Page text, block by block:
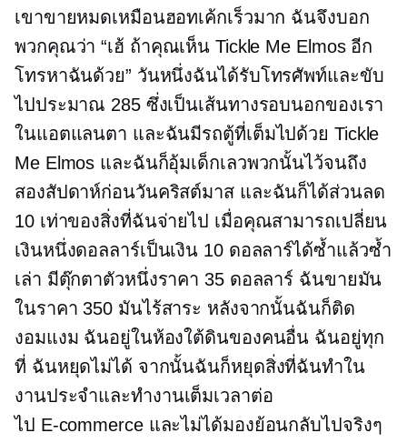
เขาขายหมดเหมือนฮอทเค้กเร็วมาก ฉันจึงบอก
พวกคุณว่า “เฮ้ ถ้าคุณเห็น Tickle Me Elmos อีก
โทรหาฉันด้วย” วันหนึ่งฉันได้รับโทรศัพท์และขับ
ไปประมาณ 285 ซึ่งเป็นเส้นทางรอบนอกของเรา
ในแอตแลนตา และฉันมีรถตู้ที่เต็มไปด้วย Tickle
Me Elmos และฉันก็อุ้มเด็กเลวพวกนั้นไว้จนถึง
สองสัปดาห์ก่อนวันคริสต์มาส และฉันก็ได้ส่วนลด
10 เท่าของสิ่งที่ฉันจ่ายไป เมื่อคุณสามารถเปลี่ยน
เงินหนึ่งดอลลาร์เป็นเงิน 10 ดอลลาร์ได้ซ้ำแล้วซ้ำ
เล่า มีตุ๊กตาตัวหนึ่งราคา 35 ดอลลาร์ ฉันขายมัน
ในราคา 350 มันไร้สาระ หลังจากนั้นฉันก็ติด
งอมแงม ฉันอยู่ในห้องใต้ดินของคนอื่น ฉันอยู่ทุก
ที่ ฉันหยุดไม่ได้ จากนั้นฉันก็หยุดสิ่งที่ฉันทำใน
งานประจำและทำงานเต็มเวลาต่อ
ไป E-commerceและไม่ได้มองย้อนกลับไปจริงๆ